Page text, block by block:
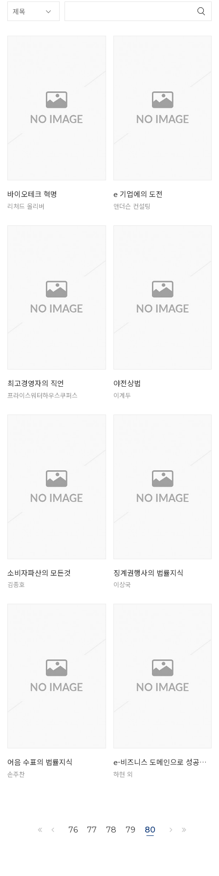
바이오테크 혁명
리처드 올리버
e 기업에의 도전
앤더슨 컨설팅
최고경영자의 직언
프라이스워터하우스쿠퍼스
야전상법
이계두
소비자파산의 모든것
김종호
징계권행사의 법률지식
이상국
어음 수표의 법률지식
손주찬
e-비즈니스 도메인으로 성공한다
하현 외
76 77 78 79 80